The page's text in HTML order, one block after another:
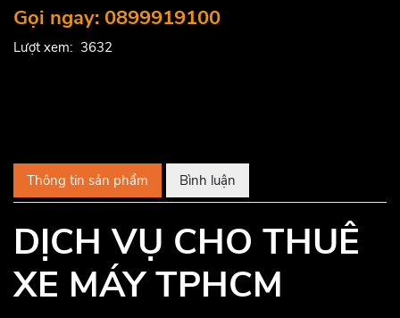
Gọi ngay: 0899919100
Lượt xem: 3632
Thông tin sản phẩm Bình luận
DỊCH VỤ CHO THUÊ
XE MÁY TPHCM